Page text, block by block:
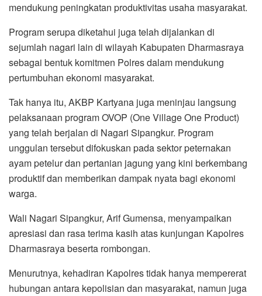
mendukung peningkatan produktivitas usaha masyarakat.
Program serupa diketahui juga telah dijalankan di
sejumlah nagari lain di wilayah Kabupaten Dharmasraya
sebagai bentuk komitmen Polres dalam mendukung
pertumbuhan ekonomi masyarakat.
Tak hanya itu, AKBP Kartyana juga meninjau langsung
pelaksanaan program OVOP (One Village One Product)
yang telah berjalan di Nagari Sipangkur. Program
unggulan tersebut difokuskan pada sektor peternakan
ayam petelur dan pertanian jagung yang kini berkembang
produktif dan memberikan dampak nyata bagi ekonomi
warga.
Wali Nagari Sipangkur, Arif Gumensa, menyampaikan
apresiasi dan rasa terima kasih atas kunjungan Kapolres
Dharmasraya beserta rombongan.
Menurutnya, kehadiran Kapolres tidak hanya mempererat
hubungan antara kepolisian dan masyarakat, namun juga